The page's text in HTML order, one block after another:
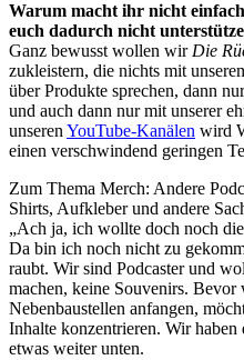
Warum macht ihr nicht
euch dadurch nicht
Ganz bewusst wollen wirDie
zukleistern, die nichts mit
über Produkte sprechen, dann
und auch dann nur mit unserer
unseren YouTube-Kanälen wird
einen verschwindend geringen
Zum Thema Merch: Andere
Shirts, Aufkleber und andere
„Ach ja, ich wollte doch noch
Da bin ich noch nicht zu
raubt. Wir sind Podcaster und
machen, keine Souvenirs. Bevor
Nebenbaustellen anfangen,
Inhalte konzentrieren. Wir haben
etwas weiter unten.